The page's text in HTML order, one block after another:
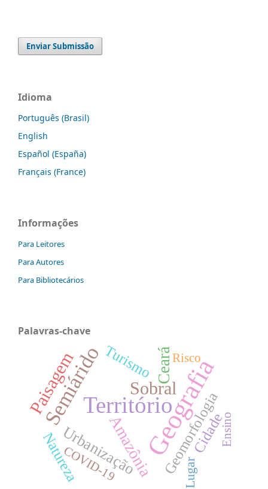
Enviar Submissão
Idioma
Português (Brasil)
English
Español (España)
Français (France)
Informações
Para Leitores
Para Autores
Para Bibliotecários
Palavras-chave
Geografia
Território
Semiárido Sobral
Paisagem Ceará
Amazônia
Urbanização Geomorfologia
Turismo
Cidade
Natureza Lugar
Risco
Ensino
COVID-19